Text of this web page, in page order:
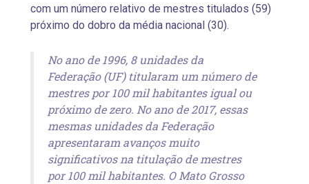
com um número relativo de mestres titulados (59)
próximo do dobro da média nacional (30).
No ano de 1996, 8 unidades da
Federação (UF) titularam um número de
mestres por 100 mil habitantes igual ou
próximo de zero. No ano de 2017, essas
mesmas unidades da Federação
apresentaram avanços muito
significativos na titulação de mestres
por 100 mil habitantes. O Mato Grosso